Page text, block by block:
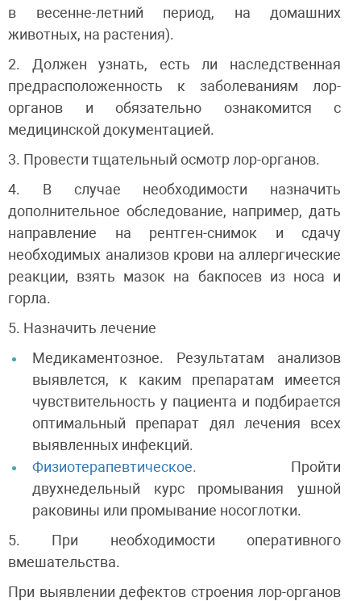
в весенне-летний период, на домашних
животных, на растения).
2. Должен узнать, есть ли наследственная
предрасположенность к заболеваниям лор-
органов и обязательно ознакомится с
медицинской документацией.
3. Провести тщательный осмотр лор-органов.
4. В случае необходимости назначить
дополнительное обследование, например, дать
направление на рентген-снимок и сдачу
необходимых анализов крови на аллергические
реакции, взять мазок на бакпосев из носа и
горла.
5. Назначить лечение
Медикаментозное. Результатам анализов
выявлется, к каким препаратам имеется
чувствительность у пациента и подбирается
оптимальный препарат дял лечения всех
выявленных инфекций.
Физиотерапевтическое. Пройти
двухнедельный курс промывания ушной
раковины или промывание носоглотки.
5. При необходимости оперативного
вмешательства.
При выявлении дефектов строения лор-органов